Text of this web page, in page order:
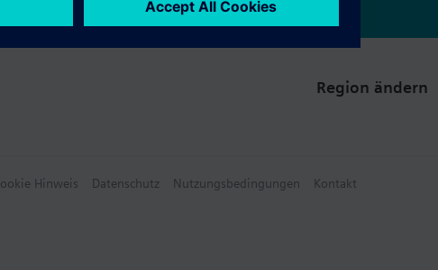
Region ändern
Hinweis Datenschutz Nutzungsbedingungen Kontakt